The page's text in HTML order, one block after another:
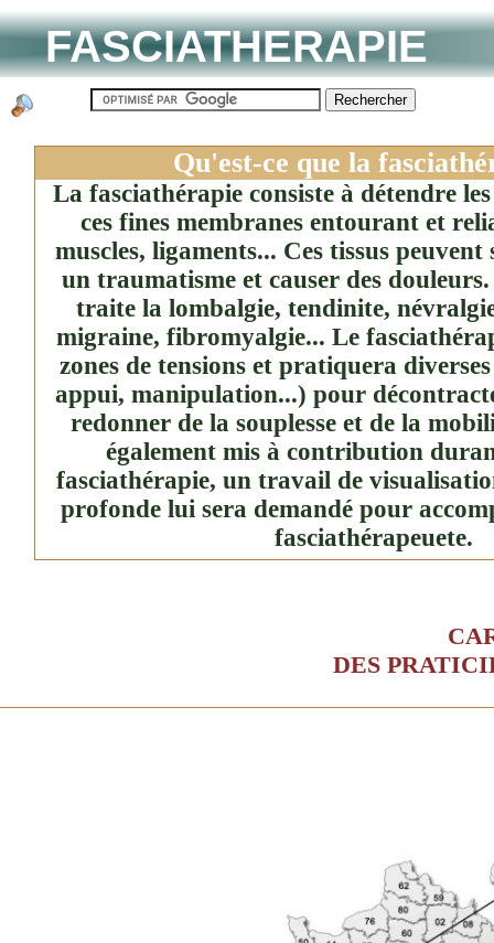
FASCIATHERAPIE
Qu'est-ce que la
La fasciathérapie consiste à détendre
ces fines membranes entourant et
muscles, ligaments... Ces tissus
un traumatisme et causer des
traite la lombalgie, tendinite,
migraine, fibromyalgie... Le
zones de tensions et pratiquera
appui, manipulation...) pour
redonner de la souplesse et de la
également mis à contribution
fasciathérapie, un travail de
profonde lui sera demandé pour
fasciathérapeuete.
DES